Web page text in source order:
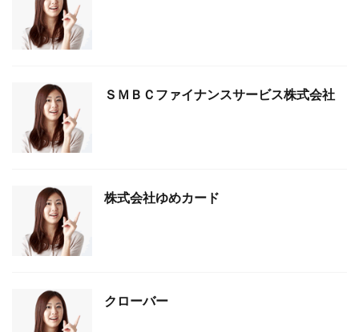
ＳＭＢＣファイナンスサービス株式会社
株式会社ゆめカード
クローバー